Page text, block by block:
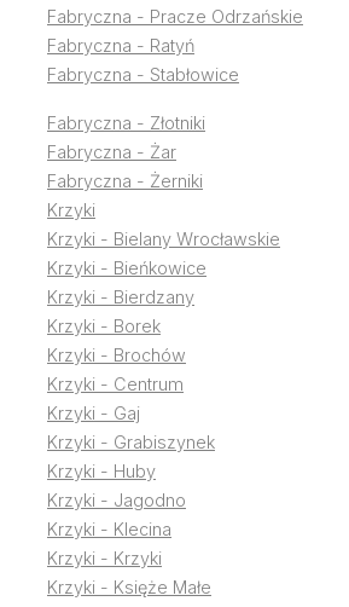
Fabryczna - Pracze Odrzańskie
Fabryczna - Ratyń
Fabryczna - Stabłowice
Fabryczna - Złotniki
Fabryczna - Żar
Fabryczna - Żerniki
Krzyki
Krzyki - Bielany Wrocławskie
Krzyki - Bieńkowice
Krzyki - Bierdzany
Krzyki - Borek
Krzyki - Brochów
Krzyki - Centrum
Krzyki - Gaj
Krzyki - Grabiszynek
Krzyki - Huby
Krzyki - Jagodno
Krzyki - Klecina
Krzyki - Krzyki
Krzyki - Księże Małe